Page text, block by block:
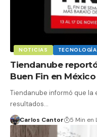
NOTICIAS TECNOLOGÍA
Tiendanube
Buen Fin en México
Tiendanube informó que la
resultados…
Carlos Cantor 5 Min en